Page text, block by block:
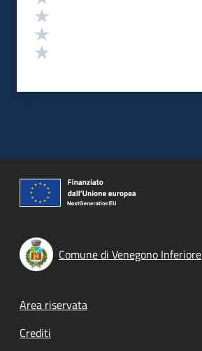
Comune di Venegono Inferiore
Footer menu
Area riservata
Crediti